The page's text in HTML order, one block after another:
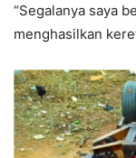
“Segalanya saya
menghasilkan